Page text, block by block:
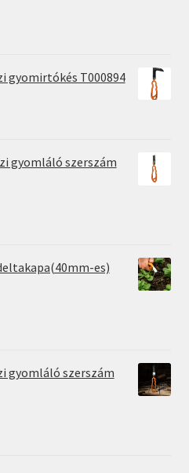
gyomirtókés T000894
gyomláló szerszám
es)
gyomláló szerszám